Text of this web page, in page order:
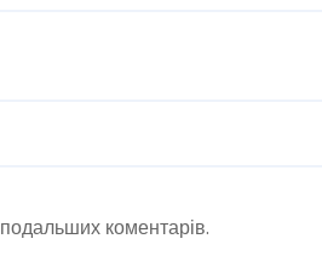
коментарів.